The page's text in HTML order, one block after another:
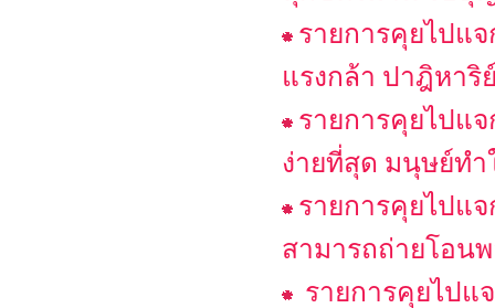
รายการคุยไปแ
แรงกล้า ปาฎิหาริ
รายการคุยไปแ
ง่ายที่สุด มนุษย์ทำ
รายการคุยไปแ
สามารถถ่ายโอน
รายการคุยไปแ